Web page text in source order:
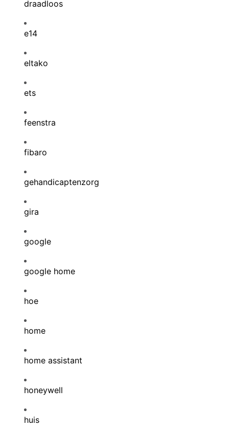
draadloos
e14
eltako
ets
feenstra
fibaro
gehandicaptenzorg
gira
google
google home
hoe
home
home assistant
honeywell
huis